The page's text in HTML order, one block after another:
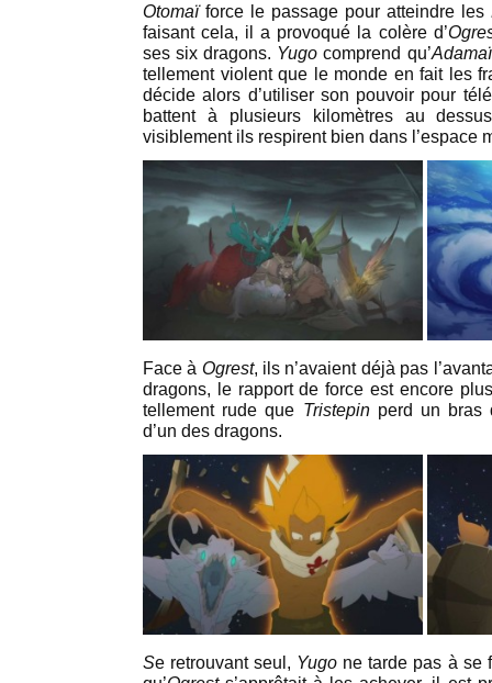
Otomaïforce le passage pour atteindre les
faisant cela, il a provoqué la colère d’
ses six dragons. Yugo comprend qu’Adamaï
tellement violent que le monde en fait les
décide alors d’utiliser son pouvoir pour
battent à plusieurs kilomètres au
visiblement ils respirent bien dans l’espace
Face à Ogrest, ils n’avaient déjà pas
dragons, le rapport de force est encore
tellement rude que Tristepinperd un bras
d’un des dragons.
Se retrouvant seul, Yugo ne tarde pas à se